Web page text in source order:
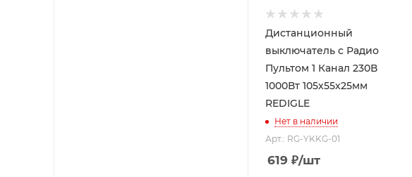
Дистанционный
выключатель c Радио
Пультом 1 Канал 230В
1000Вт 105х55х25мм
REDIGLE
Нет в наличии
Арт.: RG-YKKG-01
619 ₽/шт